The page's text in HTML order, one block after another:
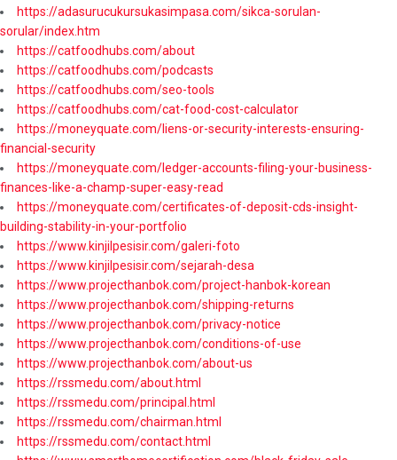
https://adasurucukursukasimpasa.com/sikca-sorulan-
sorular/index.htm
https://catfoodhubs.com/about
https://catfoodhubs.com/podcasts
https://catfoodhubs.com/seo-tools
https://catfoodhubs.com/cat-food-cost-calculator
https://moneyquate.com/liens-or-security-interests-ensuring-
financial-security
https://moneyquate.com/ledger-accounts-filing-your-business-
finances-like-a-champ-super-easy-read
https://moneyquate.com/certificates-of-deposit-cds-insight-
building-stability-in-your-portfolio
https://www.kinjilpesisir.com/galeri-foto
https://www.kinjilpesisir.com/sejarah-desa
https://www.projecthanbok.com/project-hanbok-korean
https://www.projecthanbok.com/shipping-returns
https://www.projecthanbok.com/privacy-notice
https://www.projecthanbok.com/conditions-of-use
https://www.projecthanbok.com/about-us
https://rssmedu.com/about.html
https://rssmedu.com/principal.html
https://rssmedu.com/chairman.html
https://rssmedu.com/contact.html